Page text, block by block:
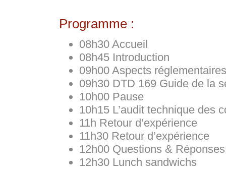
Programme :
08h30 Accueil
08h45 Introduction
09h00 Aspects
09h30 DTD 169 Guide de la
10h00 Pause
10h15 L’audit technique des
11h Retour d’expérience
11h30 Retour d’expérience
12h00 Questions & Réponses
12h30 Lunch sandwichs